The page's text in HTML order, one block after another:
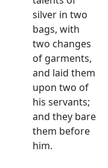
silver in two
bags, with
two changes
of garments,
and laid them
upon two of
his servants;
and they bare
them before
him.